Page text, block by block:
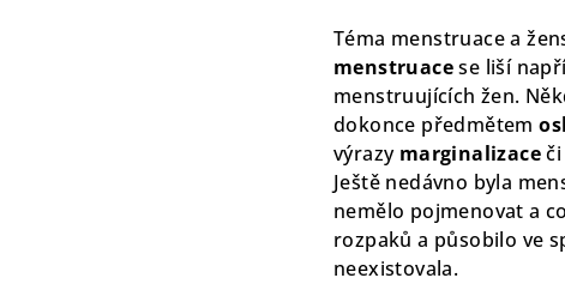
Téma menstruace a
menstruace se liší
menstruujících žen.
dokonce předmětem
výrazy marginalizace
Ještě nedávno byla
nemělo pojmenovat a
rozpaků a působilo ve
neexistovala.